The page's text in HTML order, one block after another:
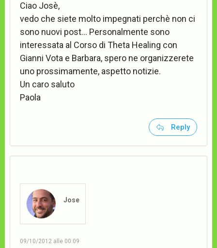
Ciao Josè,
vedo che siete molto impegnati perchè non ci
sono nuovi post… Personalmente sono
interessata al Corso di Theta Healing con
Gianni Vota e Barbara, spero ne organizzerete
uno prossimamente, aspetto notizie.
Un caro saluto
Paola
Reply
Jose
09/10/2012 alle 00:09